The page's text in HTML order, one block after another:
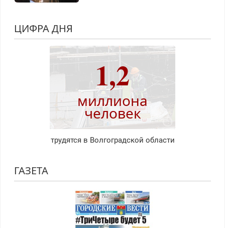
ЦИФРА ДНЯ
1,2
миллиона
человек
трудятся в Волгоградской области
ГАЗЕТА